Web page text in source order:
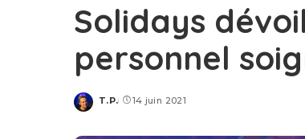
Solidays
personnel
Posted
T.P. 14 juin 2021